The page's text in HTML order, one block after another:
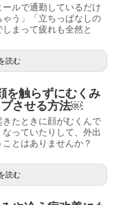
ルで通勤しているだけ
う」「立ちっぱなしの
まって疲れも全然と
読む
を触らずにむくみ
プさせる方法￼
たときに顔がむくんで
っていたりして、外出
とはありませんか？
読む